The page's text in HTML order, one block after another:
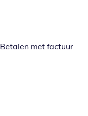
Betalen met factuur